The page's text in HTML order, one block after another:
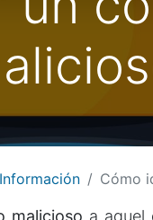
Cómo
malicioso a aquel